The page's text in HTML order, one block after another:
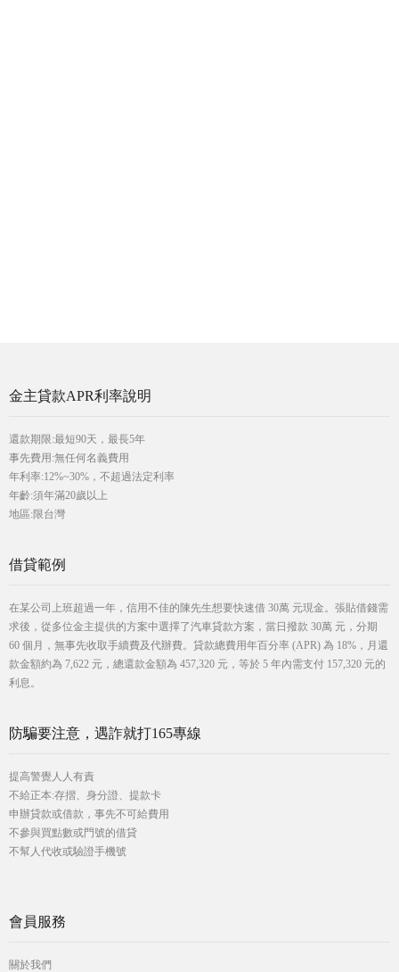
金主貸款APR利率說明
還款期限:最短90天，最長5年
事先費用:無任何名義費用
年利率:12%~30%，不超過法定利率
年齡:須年滿20歲以上
地區:限台灣
借貸範例
在某公司上班超過一年，信用不佳的陳先生想要快速借 30萬 元現金。張貼借錢需
求後，從多位金主提供的方案中選擇了汽車貸款方案，當日撥款 30萬 元，分期
60 個月，無事先收取手續費及代辦費。貸款總費用年百分率 (APR) 為 18%，月還
款金額約為 7,622 元，總還款金額為 457,320 元，等於 5 年內需支付 157,320 元的
利息。
防騙要注意，遇詐就打165專線
提高警覺人人有責
不給正本:存摺、身分證、提款卡
申辦貸款或借款，事先不可給費用
不參與買點數或門號的借貸
不幫人代收或驗證手機號
會員服務
關於我們